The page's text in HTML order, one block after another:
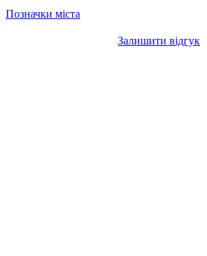
Позначки міста
Залишити відгук